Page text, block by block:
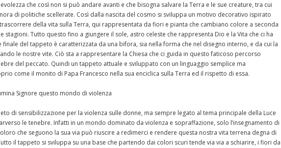
che così non si può andare avanti e che bisogna salvare la Terra e le sue creature, tra cui
di politiche scellerate. Così dalla nascita del cosmo si sviluppa un motivo decorativo ispirato
della vita sulla Terra, qui rappresentata da fiori e pianta che cambiano colore a seconda
stagioni. Tutto questo fino a giungere il sole, astro celeste che rappresenta Dio e la Vita che ci ha
finale del tappeto è caratterizzata da una bifora, sia nella forma che nel disegno interno, e da cui la
le nostre vite. Ciò sta a rappresentare la Chiesa che ci guida in questo faticoso percorso
del peccato. Quindi un tappeto attuale e sviluppato con un linguaggio semplice ma
come il monito di Papa Francesco nella sua enciclica sulla Terra ed il rispetto di essa.
Signore questo mondo di violenza
di sensibilizzazione per la violenza sulle donne, ma sempre legato al tema principale della Luce
le tenebre. Infatti in un mondo dominato da violenza e sopraffazione, solo l’insegnamento di
che seguono la sua via può riuscire a redimerci e rendere questa nostra vita terrena degna di
il tappeto si sviluppa su una base che partendo dai colori scuri tende via via a schiarire, i fiori da